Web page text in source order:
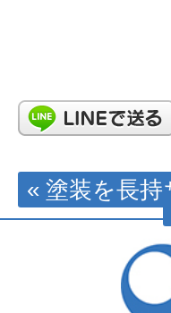
« 塗装を長